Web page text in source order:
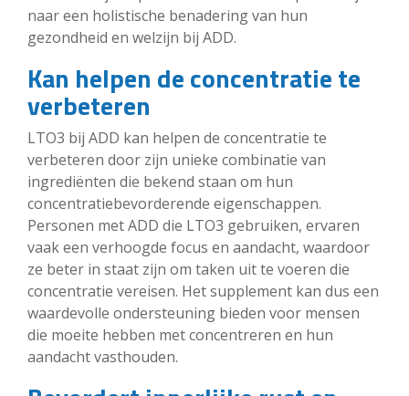
naar een holistische benadering van hun
gezondheid en welzijn bij ADD.
Kan helpen de concentratie te
verbeteren
LTO3 bij ADD kan helpen de concentratie te
verbeteren door zijn unieke combinatie van
ingrediënten die bekend staan om hun
concentratiebevorderende eigenschappen.
Personen met ADD die LTO3 gebruiken, ervaren
vaak een verhoogde focus en aandacht, waardoor
ze beter in staat zijn om taken uit te voeren die
concentratie vereisen. Het supplement kan dus een
waardevolle ondersteuning bieden voor mensen
die moeite hebben met concentreren en hun
aandacht vasthouden.